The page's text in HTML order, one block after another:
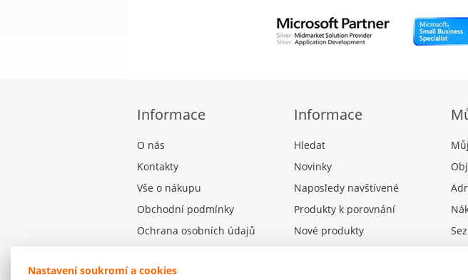
Nastavení soukromí a cookies
Informace
O nás
Kontakty
Vše o nákupu
Obchodní podmínky
Ochrana osobních údajů
Informace
Hledat
Novinky
Naposledy navštívené
Produkty k porovnání
Nové produkty